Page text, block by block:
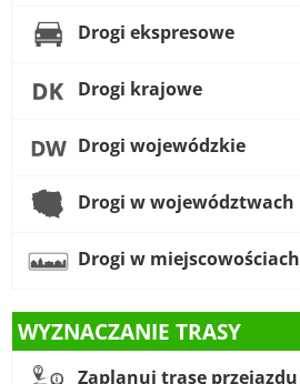
Drogi ekspresowe
Drogi krajowe
Drogi wojewódzkie
Drogi w województwach
Drogi w miejscowościach
WYZNACZANIE TRASY
Zaplanuj trasę przejazdu